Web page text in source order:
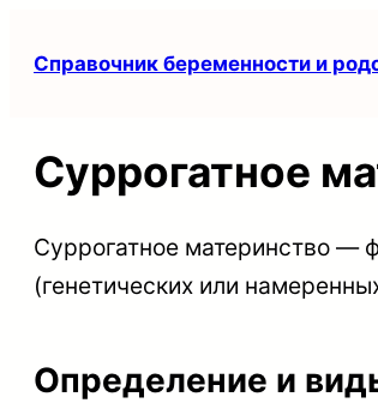
Справочник беременности и
Суррогатное
Суррогатное материнство —
(генетических или
Определение и